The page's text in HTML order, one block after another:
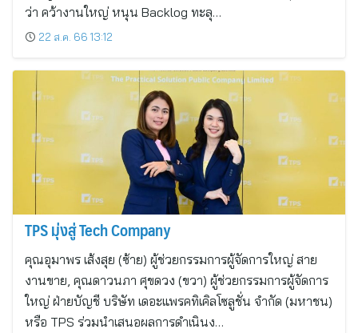
ว่า คว้างานใหญ่ หนุน Backlog ทะลุ…
22 ส.ค. 66 13:12
TPS มุ่งสู่ Tech Company
คุณอุมาพร เส้งสุย (ซ้าย) ผู้ช่วยกรรมการผู้จัดการใหญ่ สาย
งานขาย, คุณดาวนภา ศุขดวง (ขวา) ผู้ช่วยกรรมการผู้จัดการ
ใหญ่ ฝ่ายบัญชี บริษัท เดอะแพรคทิเคิลโซลูชั่น จำกัด (มหาชน)
หรือ TPS ร่วมนำเสนอผลการดำเนินง…